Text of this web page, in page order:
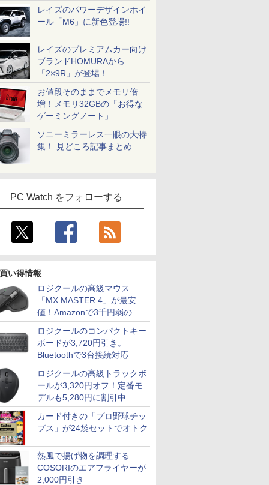
レイズのパワーデザインホイ
ール「M6」に新色登場!!
レイズのプレミアムカー向け
ブランドHOMURAから
「2×9R」が登場！
お値段そのままでメモリ倍
増！メモリ32GBの「お得な
ゲーミングノート」
ソニーミラーレス一眼の大特
集！ 見どころ記事まとめ
PC Watch をフォローする
い得情報
ロジクールの高級マウス
「MX MASTER 4」が最安
値！Amazonで3千円弱の割
引
ロジクールのコンパクトキー
ボードが3,720円引き。
Bluetoothで3台接続対応
ロジクールの高級トラックボ
ールが3,320円オフ！定番モ
デルも5,280円に割引中
カード付きの「プロ野球チッ
プス」が24袋セットでオトク
熱風で揚げ物を調理する
COSORIのエアフライヤーが
2,000円引き